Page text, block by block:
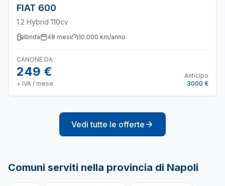
FIAT 600
1.2 Hybrid 110cv
ibrida 48 mesi 10.000 km/anno
CANONE DA
249 €
+ IVA / mese
Anticipo
3000 €
Vedi tutte le offerte
Comuni serviti nella provincia di Napoli